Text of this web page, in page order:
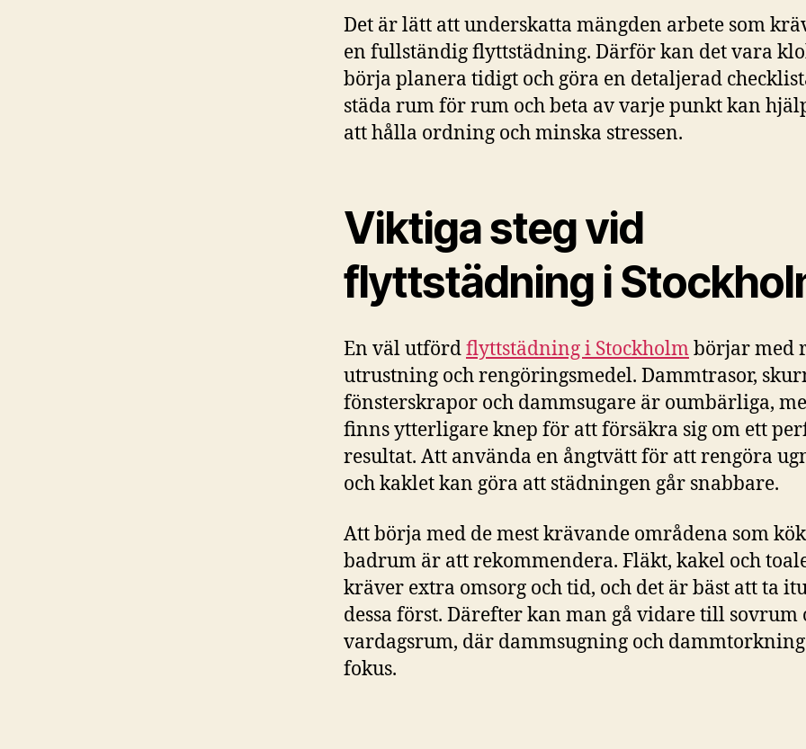
Det är lätt att underskatta mängden arbete som
en fullständig flyttstädning. Därför kan det vara
börja planera tidigt och göra en detaljerad
städa rum för rum och beta av varje punkt kan
att hålla ordning och minska stressen.
Viktiga steg vid
flyttstädning i
En väl utfördflyttstädning i Stockholmbörjar med
utrustning och rengöringsmedel. Dammtrasor,
fönsterskrapor och dammsugare är oumbärliga,
finns ytterligare knep för att försäkra sig om ett
resultat. Att använda en ångtvätt för att rengöra
och kaklet kan göra att städningen går snabbare.
Att börja med de mest krävande områdena som
badrum är att rekommendera. Fläkt, kakel och
kräver extra omsorg och tid, och det är bäst att ta
dessa först. Därefter kan man gå vidare till sovrum
vardagsrum, där dammsugning och
fokus.